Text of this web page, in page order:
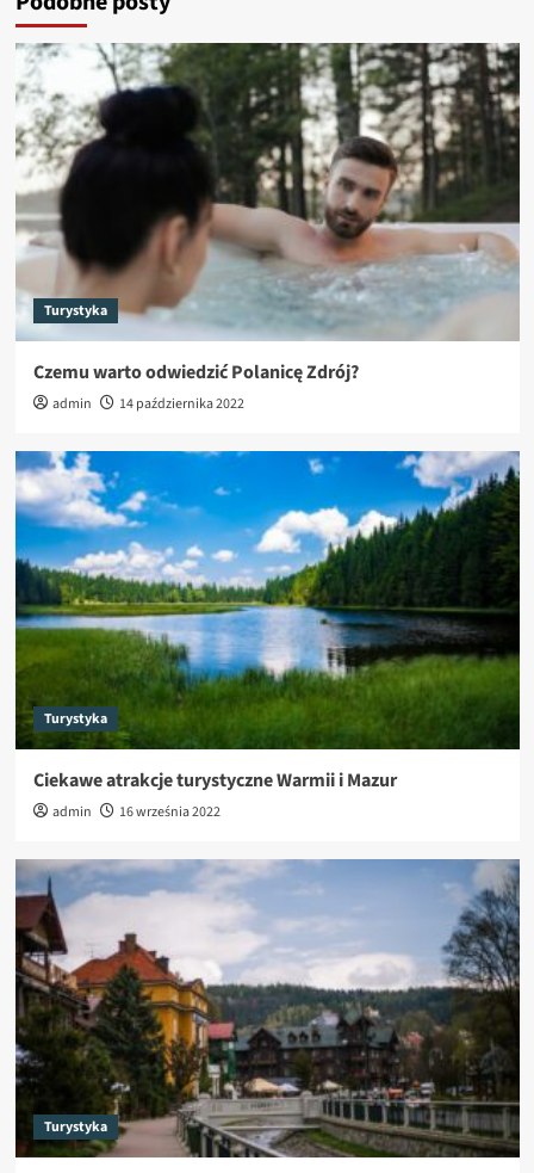
Turystyka
Czemu warto odwiedzić Polanicę Zdrój?
admin 14 października 2022
Turystyka
Ciekawe atrakcje turystyczne Warmii i Mazur
admin 16 września 2022
Turystyka